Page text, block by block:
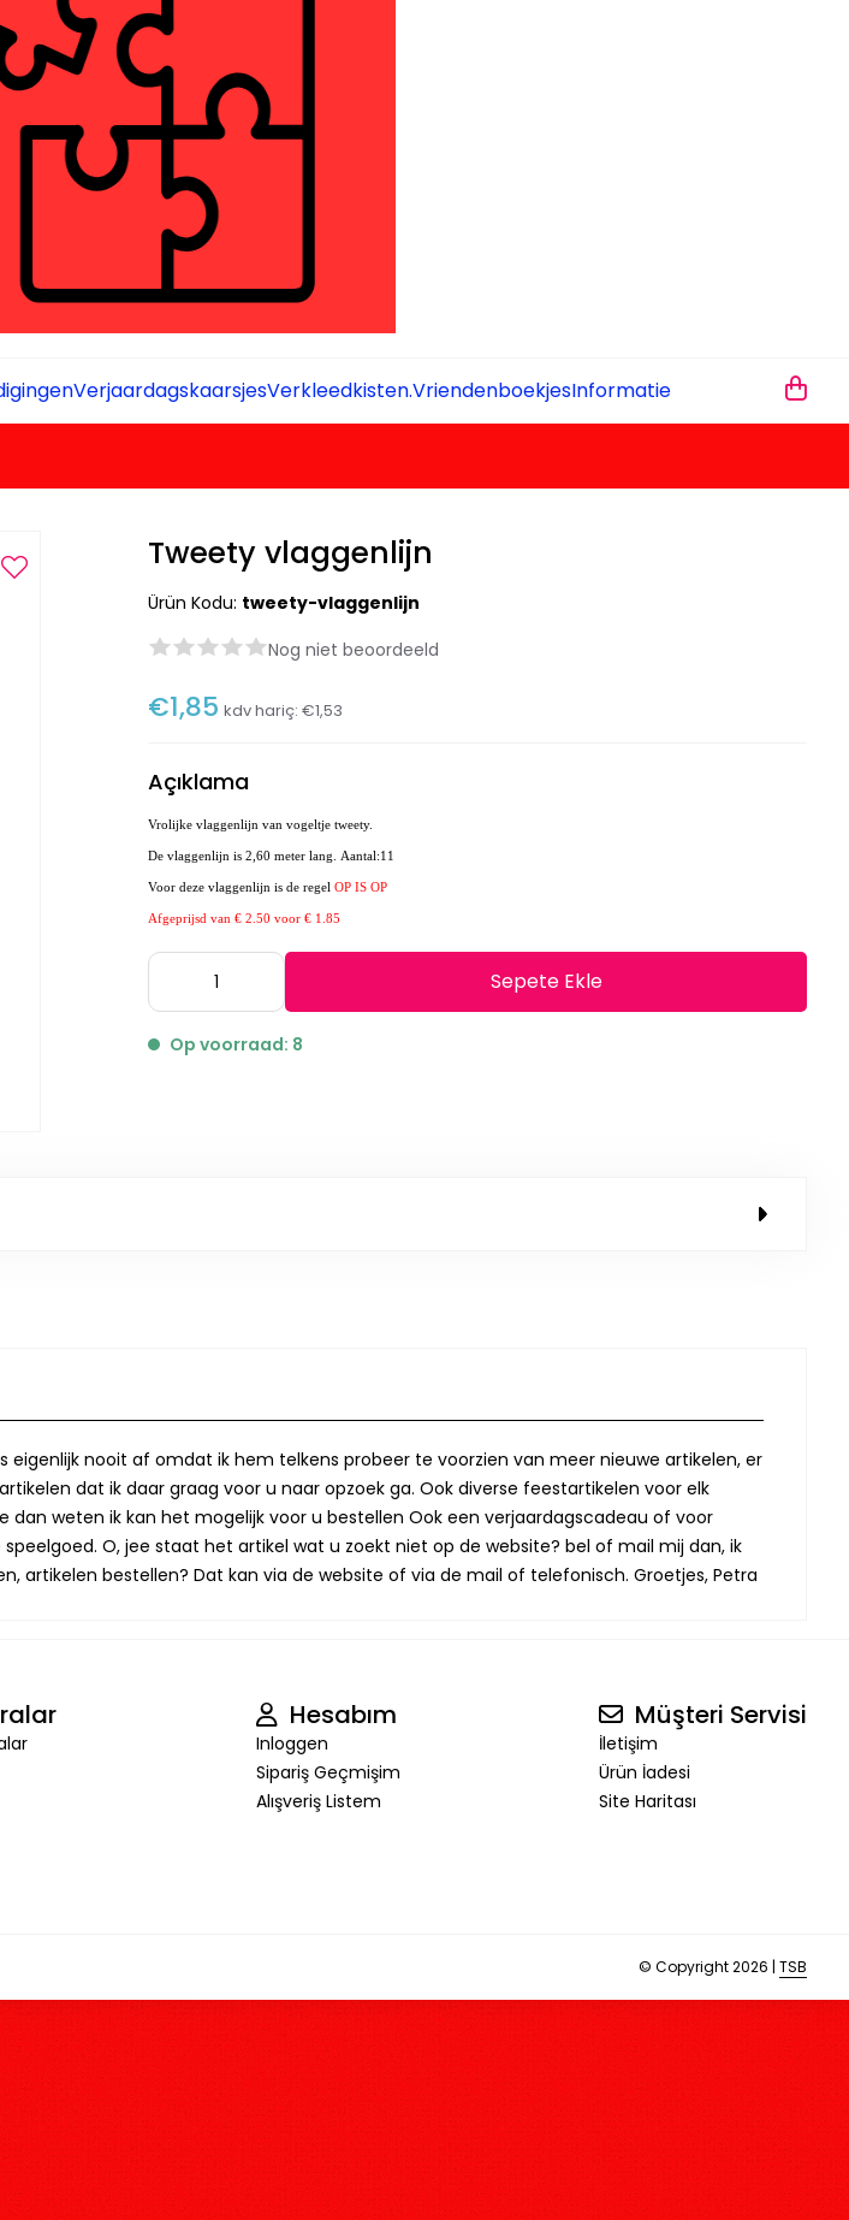
VerjaardagskaarsjesVerkleedkisten.VriendenboekjesInformatie
Tweety vlaggenlijn
Ürün Kodu: tweety-vlaggenlijn
Nog niet beoordeeld
€1,85 kdv hariç:€1,53
Açıklama
Vrolijke vlaggenlijn van vogeltje tweety.
De vlaggenlijn is 2,60 meter lang. Aantal:11
Voor deze vlaggenlijn is de regelOP IS OP
Afgeprijsd van € 2.50 voor € 1.85
Sepete Ekle
Op voorraad: 8
eigenlijk nooit af omdat ik hem telkens probeer te voorzien van meer nieuwe artikelen, er
dat ik daar graag voor u naar opzoek ga. Ook diverse feestartikelen voor elk
weten ik kan het mogelijk voor u bestellen Ook een verjaardagscadeau of voor
O, jee staat het artikel wat u zoekt niet op de website? bel of mail mij dan, ik
artikelen bestellen? Dat kan via de website of via de mail of telefonisch. Groetjes, Petra
Hesabım
Inloggen
Sipariş Geçmişim
Alışveriş Listem
Müşteri Servisi
İletişim
Ürün İadesi
Site Haritası
© Copyright 2026 | TSB